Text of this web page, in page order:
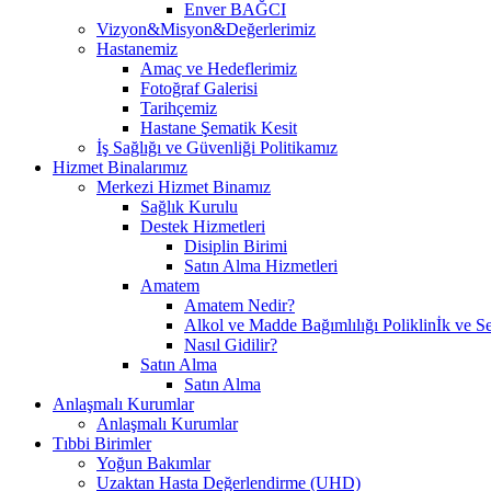
Enver BAĞCI
Vizyon&Misyon&Değerlerimiz
Hastanemiz
Amaç ve Hedeflerimiz
Fotoğraf Galerisi
Tarihçemiz
Hastane Şematik Kesit
İş Sağlığı ve Güvenliği Politikamız
Hizmet Binalarımız
Merkezi Hizmet Binamız
Sağlık Kurulu
Destek Hizmetleri
Disiplin Birimi
Satın Alma Hizmetleri
Amatem
Amatem Nedir?
Alkol ve Madde Bağımlılığı Poliklinİk ve
Nasıl Gidilir?
Satın Alma
Satın Alma
Anlaşmalı Kurumlar
Anlaşmalı Kurumlar
Tıbbi Birimler
Yoğun Bakımlar
Uzaktan Hasta Değerlendirme (UHD)